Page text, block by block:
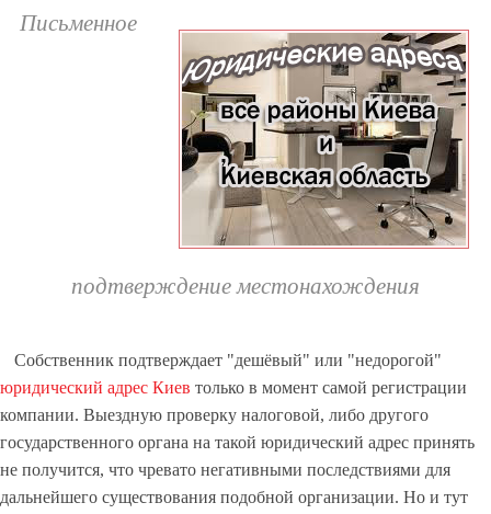
Письменное
подтверждение местонахождения
Собственник подтверждает "дешёвый" или "недорогой"
юридический адрес Киев только в момент самой регистрации
компании. Выездную проверку налоговой, либо другого
государственного органа на такой юридический адрес принять
не получится, что чревато негативными последствиями для
дальнейшего существования подобной организации. Но и тут